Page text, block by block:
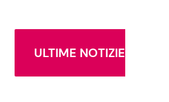
ULTIME NOTIZIE